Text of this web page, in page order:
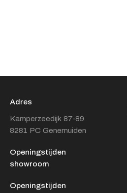
Adres
Kamperzeedijk 87-89
8281 PC Genemuiden
Openingstijden
showroom
Openingstijden